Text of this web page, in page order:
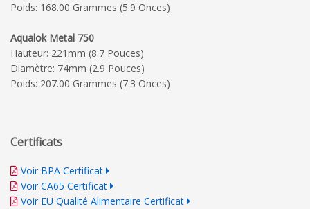
Poids: 168.00 Grammes (5.9 Onces)
Aqualok Metal 750
Hauteur: 221mm (8.7 Pouces)
Diamètre: 74mm (2.9 Pouces)
Poids: 207.00 Grammes (7.3 Onces)
Certificats
Voir BPA Certificat
Voir CA65 Certificat
Voir EU Qualité Alimentaire Certificat